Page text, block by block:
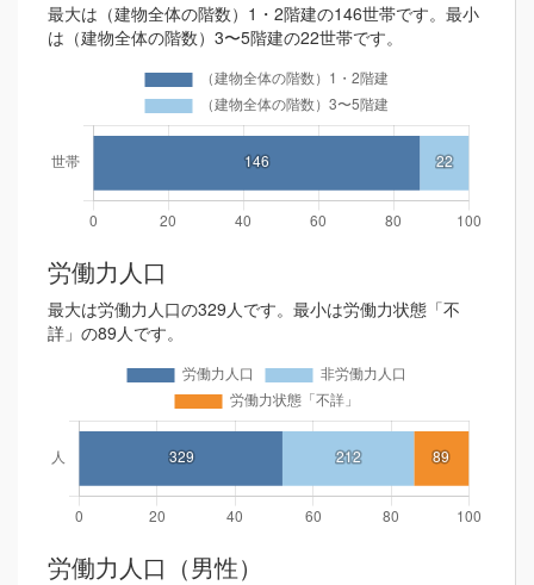
最大は（建物全体の階数）1・2階建の146世帯です。最小
は（建物全体の階数）3〜5階建の22世帯です。
労働力人口
最大は労働力人口の329人です。最小は労働力状態「不
詳」の89人です。
労働力人口（男性）